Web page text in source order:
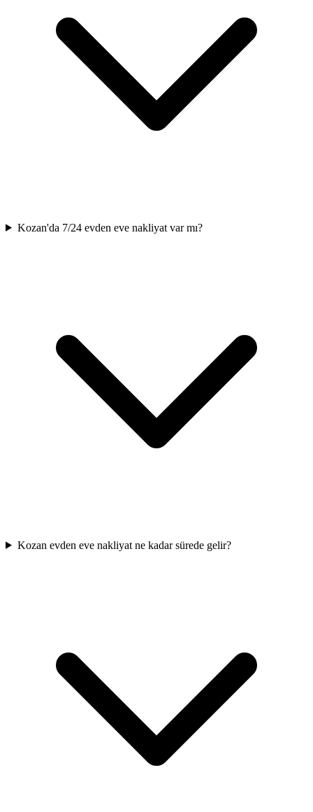
Kozan'da 7/24 evden eve nakliyat var mı?
Kozan evden eve nakliyat ne kadar sürede gelir?